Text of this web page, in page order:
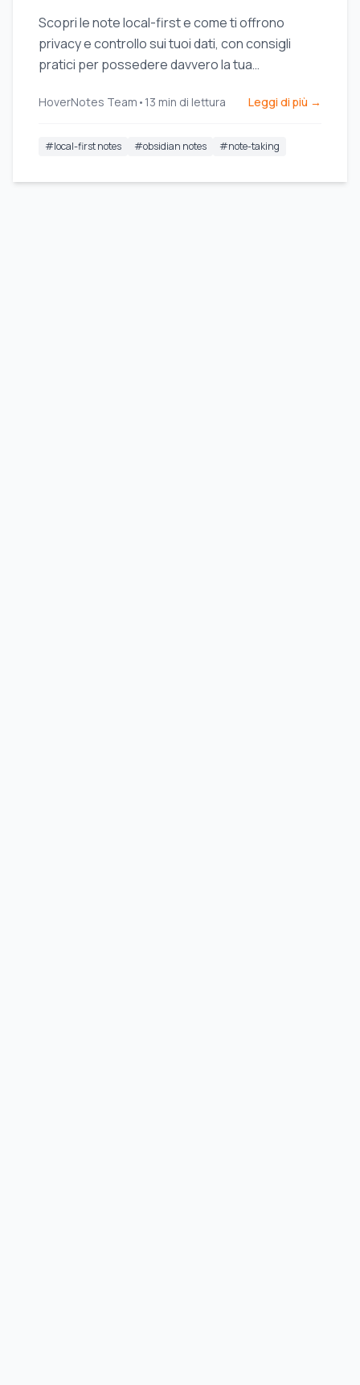
Scopri le note local-first e come ti offrono
privacy e controllo sui tuoi dati, con consigli
pratici per possedere davvero la tua
HoverNotes Team • 13 min di lettura Leggi di più →
#local-first notes #obsidian notes #note-taking